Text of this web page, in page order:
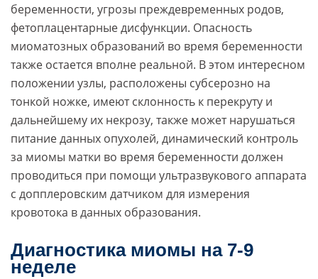
беременности, угрозы преждевременных родов,
фетоплацентарные дисфункции. Опасность
миоматозных образований во время беременности
также остается вполне реальной. В этом интересном
положении узлы, расположены субсерозно на
тонкой ножке, имеют склонность к перекруту и
дальнейшему их некрозу, также может нарушаться
питание данных опухолей, динамический контроль
за миомы матки во время беременности должен
проводиться при помощи ультразвукового аппарата
с допплеровским датчиком для измерения
кровотока в данных образования.
Диагностика миомы на 7-9
неделе